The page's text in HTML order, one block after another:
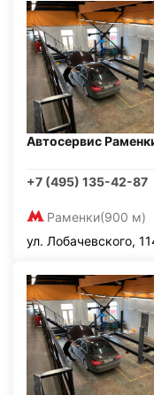
Автосервис
+7 (495) 135-42-87
Раменки(900 м)
ул. Лобачевского,